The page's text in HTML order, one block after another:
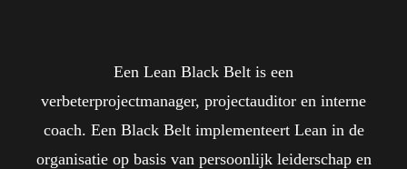
Een Lean Black Belt is een
verbeterprojectmanager, projectauditor en interne
coach. Een Black Belt implementeert Lean in de
organisatie op basis van persoonlijk leiderschap en